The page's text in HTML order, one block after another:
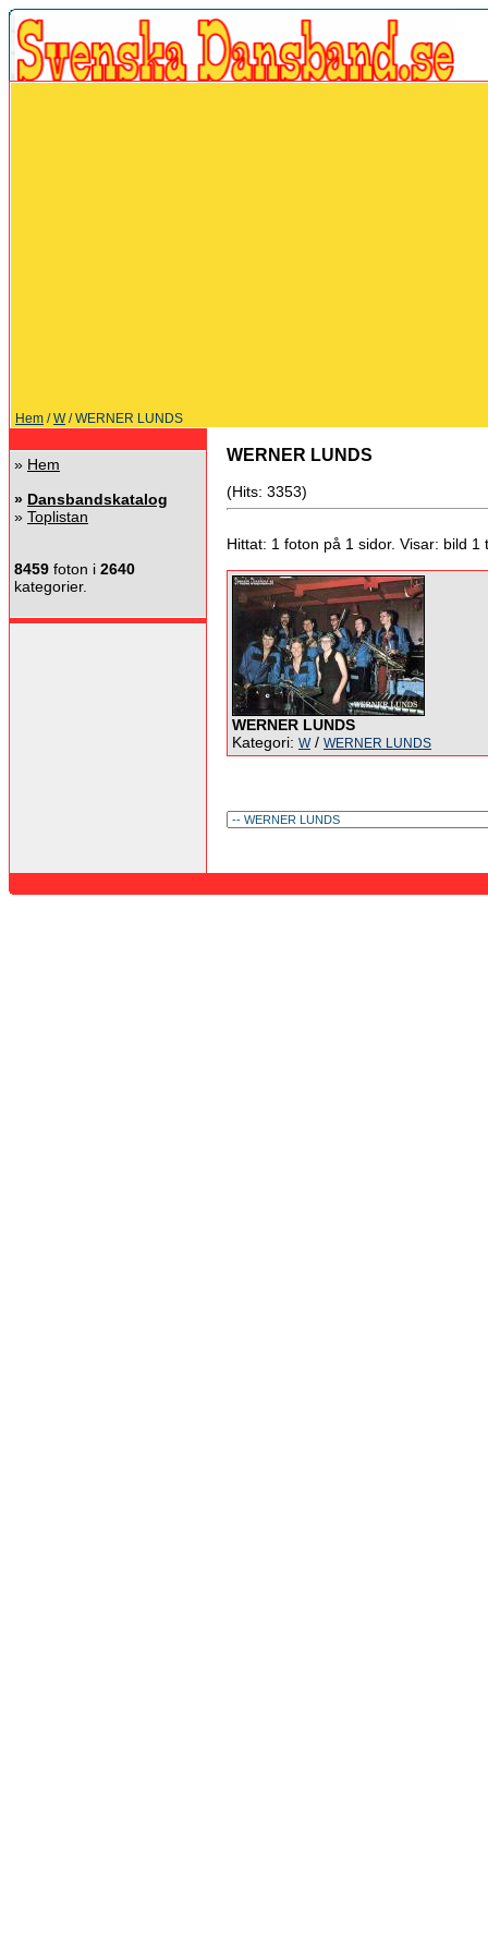
Hem /W/ WERNER LUNDS
» Hem
» Dansbandskatalog
» Toplistan
8459 foton i 2640
kategorier.
WERNER LUNDS
(Hits: 3353)
Hittat: 1 foton på 1 sidor. Visar: bild 1
WERNER LUNDS
Kategori: W/ WERNER LUNDS